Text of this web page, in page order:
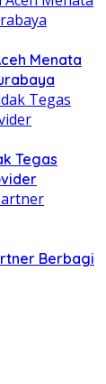
Menata
Tegas
Berbagi